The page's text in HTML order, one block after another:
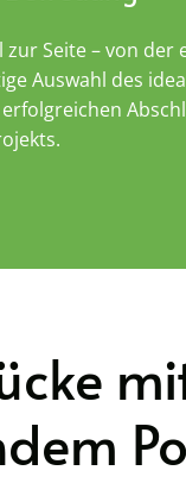
Seite – von der
Auswahl des